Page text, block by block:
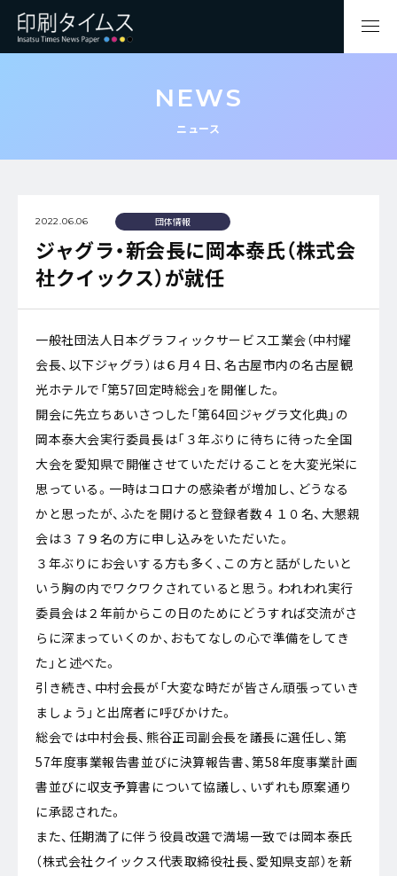
NEWS
ニュース
2022.06.06 団体情報
ジャグラ・新会長に岡本泰氏（株式会
社クイックス）が就任
一般社団法人日本グラフィックサービス工業会（中村耀
会長、以下ジャグラ）は６月４日、名古屋市内の名古屋観
光ホテルで「第57回定時総会」を開催した。
開会に先立ちあいさつした「第64回ジャグラ文化典」の
岡本泰大会実行委員長は「３年ぶりに待ちに待った全国
大会を愛知県で開催させていただけることを大変光栄に
思っている。一時はコロナの感染者が増加し、どうなる
かと思ったが、ふたを開けると登録者数４１０名、大懇親
会は３７９名の方に申し込みをいただいた。
３年ぶりにお会いする方も多く、この方と話がしたいと
いう胸の内でワクワクされていると思う。われわれ実行
委員会は２年前からこの日のためにどうすれば交流がさ
らに深まっていくのか、おもてなしの心で準備をしてき
た」と述べた。
引き続き、中村会長が「大変な時だが皆さん頑張っていき
ましょう」と出席者に呼びかけた。
総会では中村会長、熊谷正司副会長を議長に選任し、第
57年度事業報告書並びに決算報告書、第58年度事業計画
書並びに収支予算書について協議し、いずれも原案通り
に承認された。
また、任期満了に伴う役員改選で満場一致では岡本泰氏
（株式会社クイックス代表取締役社長、愛知県支部）を新